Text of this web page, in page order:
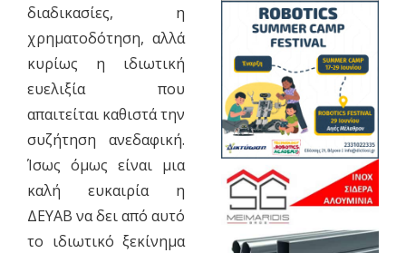
διαδικασίες, η
χρηματοδότηση, αλλά
κυρίως η ιδιωτική
ευελιξία που
απαιτείται καθιστά την
συζήτηση ανεδαφική.
Ίσως όμως είναι μια
καλή ευκαιρία η
ΔΕΥΑΒ να δει από αυτό
το ιδιωτικό ξεκίνημα